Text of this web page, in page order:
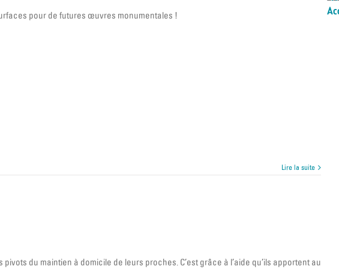
pour de futures œuvres monumentales !
Lire la suite
du maintien à domicile de leurs proches. C’est grâce à l’aide qu’ils apportent au